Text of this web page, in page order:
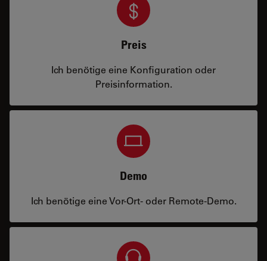
Preis
Ich benötige eine Konfiguration oder
Preisinformation.
Demo
Ich benötige eine Vor-Ort- oder Remote-Demo.